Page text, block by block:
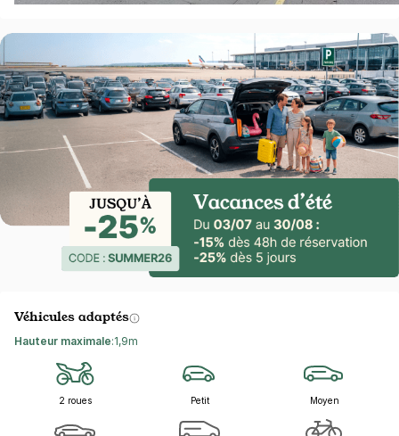
Véhicules adaptés
Hauteur maximale:1,9m
2 roues Petit Moyen